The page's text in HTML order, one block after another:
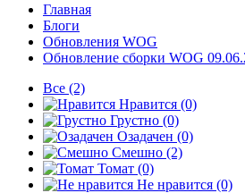
Главная
Блоги
Обновления WOG
Обновление сборки WOG
Все (2)
Нравится (0)
Грустно (0)
Озадачен (0)
Смешно (2)
Томат (0)
Не нравится (0)